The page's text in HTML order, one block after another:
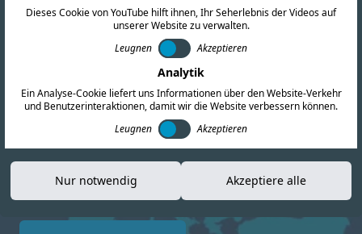
Wir bieten umfassende Zertifizierungsdienste
für HF, EMV und Sicherheit an. Unser Team
führt außerdem umfassende regulatorische
Recherchen durch und liefert aktuelle
Informationen, die Ihnen helfen, sich in der
Compliance-Landschaft zurechtzufinden.
Nigeria mit Zuversicht.
Dieses Cookie von YouTube hilft ihnen, Ihr Seherlebnis der Videos auf
unserer Website zu verwalten.
Leugnen
Akzeptieren
Analytik
Ein Analyse-Cookie liefert uns Informationen über den Website-Verkehr
und Benutzerinteraktionen, damit wir die Website verbessern können.
Leugnen
Akzeptieren
Nur notwendig Akzeptiere alle